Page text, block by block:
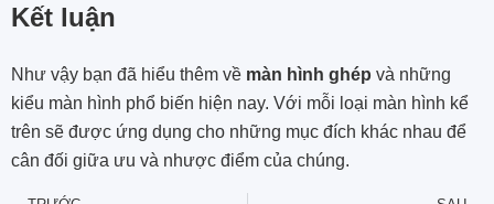
Kết luận
Như vậy bạn đã hiểu thêm về màn hình ghép và những
kiểu màn hình phổ biến hiện nay. Với mỗi loại màn hình kể
trên sẽ được ứng dụng cho những mục đích khác nhau để
cân đối giữa ưu và nhược điểm của chúng.